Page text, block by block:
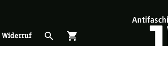
Widerruf Suche öffnen
search Warenkorb öffnen
shopping_cart